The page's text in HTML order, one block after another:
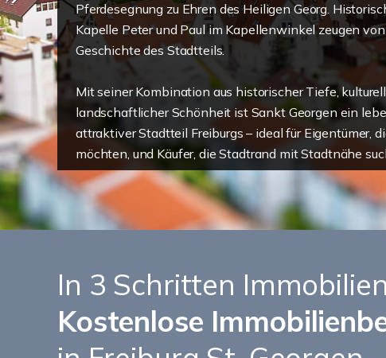
Pferdesegnung zu Ehren des Heiligen Georg.
Kapelle Peter und Paul im Kapellenwinkel zeugen
Geschichte des Stadtteils.
Mit seiner Kombination aus historischer Tiefe,
landschaftlicher Schönheit ist Sankt Georgen ein
attraktiver Stadtteil Freiburgs – ideal für Eigentümer,
möchten, und Käufer, die Stadtrand mit Stadtnähe
In 3 Schritten
Kostenlose